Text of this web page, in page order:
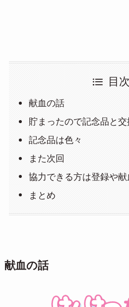
目次
献血の話
貯まったので記念品と交
記念品は色々
また次回
協力できる方は登録や
まとめ
献血の話